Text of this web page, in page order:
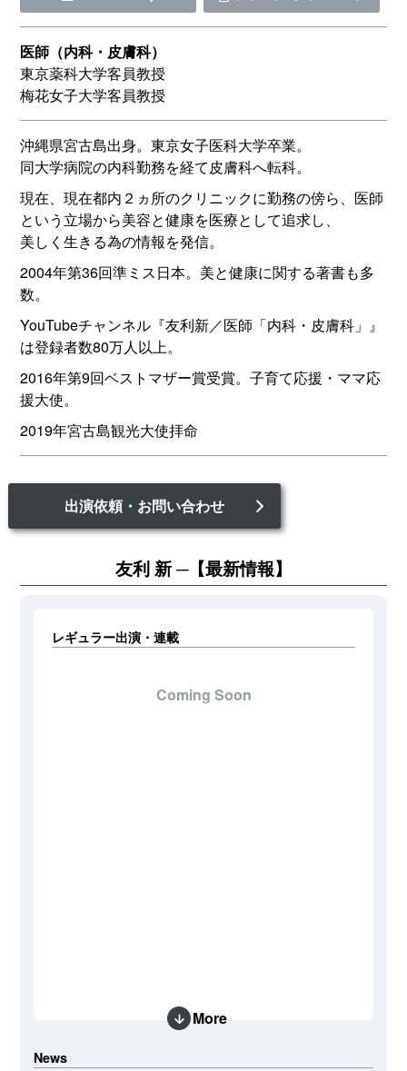
医師（内科・皮膚科）
東京薬科大学客員教授
梅花女子大学客員教授
沖縄県宮古島出身。東京女子医科大学卒業。
同大学病院の内科勤務を経て皮膚科へ転科。
現在、現在都内２ヵ所のクリニックに勤務の傍ら、医師
という立場から美容と健康を医療として追求し、
美しく生きる為の情報を発信。
2004年第36回準ミス日本。美と健康に関する著書も多
数。
YouTubeチャンネル『友利新／医師「内科・皮膚科」』
は登録者数80万人以上。
2016年第9回ベストマザー賞受賞。子育て応援・ママ応
援大使。
2019年宮古島観光大使拝命
出演依頼・お問い合わせ
友利 新 【最新情報】
レギュラー出演・連載
Coming Soon
More
News